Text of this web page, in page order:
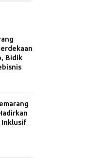
Bidik
Inklusif